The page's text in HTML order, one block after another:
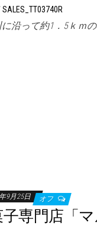
SALES_TT03740R
に沿って約1．5ｋｍ
9月25日 オフ
専門店「マ